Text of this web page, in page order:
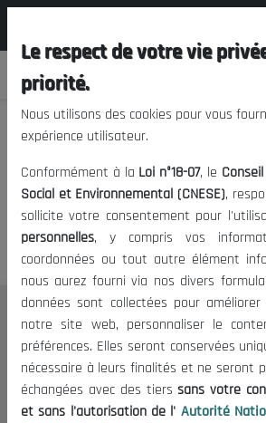
Nous vous prions
excuser, mais
contenu est
Le CNESE
A Propos
Le président
Organisation
Le respect de votre vie
priorité.
Nous utilisons des cookies pour vous
expérience utilisateur.
Conformément à la Loi n°18-07, le
Social et Environnemental (CNESE),
sollicite votre consentement pour
personnelles, y compris vos
coordonnées ou tout autre élément
nous aurez fourni via nos divers
données sont collectées pour
notre site web, personnaliser le
préférences. Elles seront conservées
nécessaire à leurs finalités et ne seront
échangées avec des tierssans votre
et sans l'autorisation de l' Autorité